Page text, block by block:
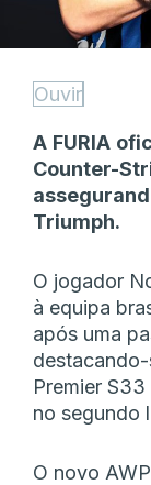
Ouvir
A FURIA
Counter-
Triumph.
O jogador
à equipa
após uma
Premier
no segundo
O novo